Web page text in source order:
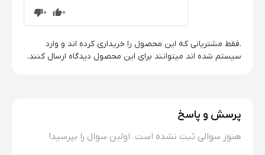
0
0
.فقط مشتریانی که این محصول را خریداری کرده اند و وارد
سیستم شده اند میتوانند برای این محصول دیدگاه ارسال کنند.
پرسش و پاسخ
هنوز سوالی ثبت نشده است. اولین سوال را بپرسید!